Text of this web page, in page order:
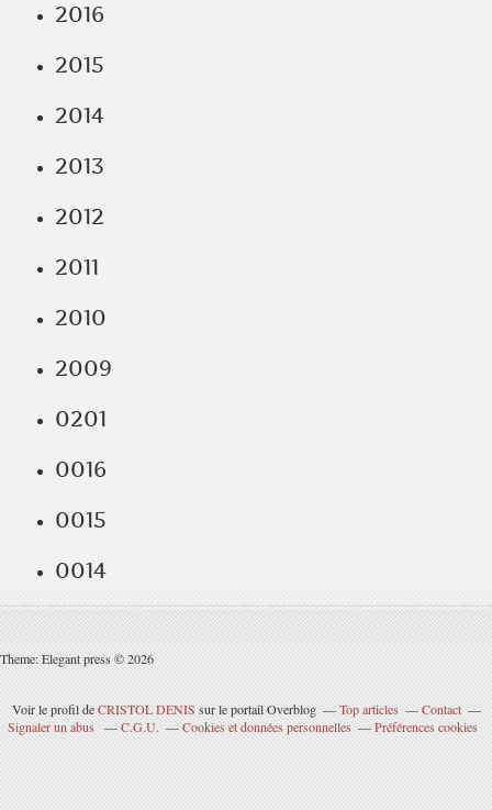
2016
2015
2014
2013
2012
2011
2010
2009
0201
0016
0015
0014
Theme: Elegant press © 2026
Voir le profil deCRISTOL DENIS sur le portail Overblog Top articles
Contact
Signaler un abus
C.G.U. Cookies et données personnelles Préférences cookies